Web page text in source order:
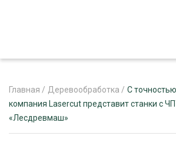
ЖУРНАЛ «ЛЕСНОЙ КОМПЛЕКС»
Главная / Деревообработка / С
компания Lasercut представит станки с
«Лесдревмаш»